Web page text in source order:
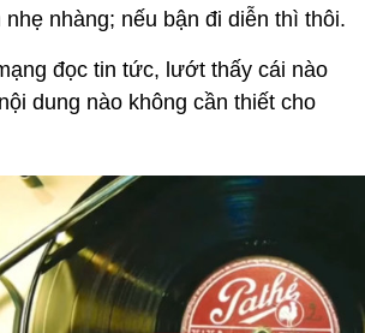
nhàng; nếu bận đi diễn thì thôi.
đọc tin tức, lướt thấy cái nào
dung nào không cần thiết cho